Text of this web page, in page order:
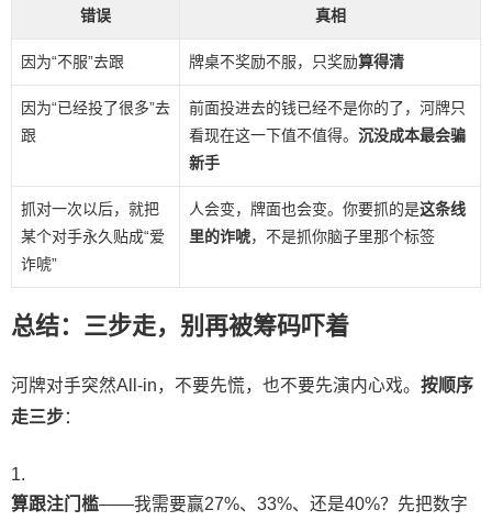
错误 真相
因为“不服”去跟 牌桌不奖励不服，只奖励算得清
因为“已经投了很多”去
跟
前面投进去的钱已经不是你的了，河牌只
看现在这一下值不值得。 沉没成本最会骗
新手
抓对一次以后，就把
某个对手永久贴成“爱
诈唬”
人会变，牌面也会变。你要抓的是这条线
里的诈唬，不是抓你脑子里那个标签
总结：三步走，别再被筹码吓着
河牌对手突然All-in，不要先慌，也不要先演内心戏。 按顺序
走三步：
算跟注门槛——我需要赢27%、33%、还是40%？先把数字